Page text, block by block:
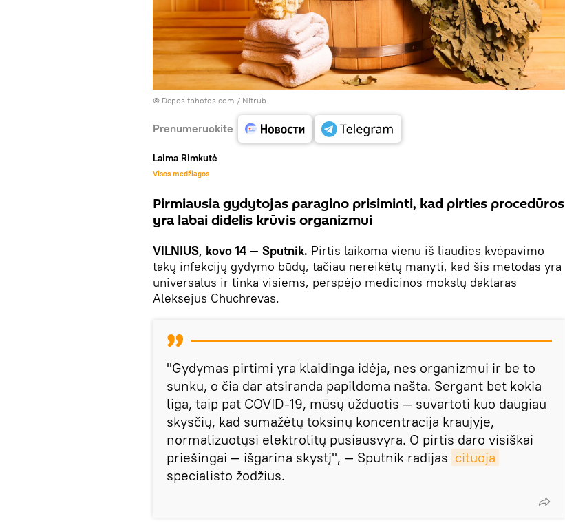
© Depositphotos.com / Nitrub
Prenumeruokite
Laima Rimkutė
Visos medžiagos
Pirmiausia gydytojas paragino prisiminti, kad pirties procedūros
yra labai didelis krūvis organizmui
VILNIUS, kovo 14 — Sputnik. Pirtis laikoma vienu iš liaudies kvėpavimo
takų infekcijų gydymo būdų, tačiau nereikėtų manyti, kad šis metodas yra
universalus ir tinka visiems, perspėjo medicinos mokslų daktaras
Aleksejus Chuchrevas.
"Gydymas pirtimi yra klaidinga idėja, nes organizmui ir be to
sunku, o čia dar atsiranda papildoma našta. Sergant bet kokia
liga, taip pat COVID-19, mūsų užduotis — suvartoti kuo daugiau
skysčių, kad sumažėtų toksinų koncentracija kraujyje,
normalizuotųsi elektrolitų pusiausvyra. O pirtis daro visiškai
priešingai — išgarina skystį", — Sputnik radijas cituoja
specialisto žodžius.